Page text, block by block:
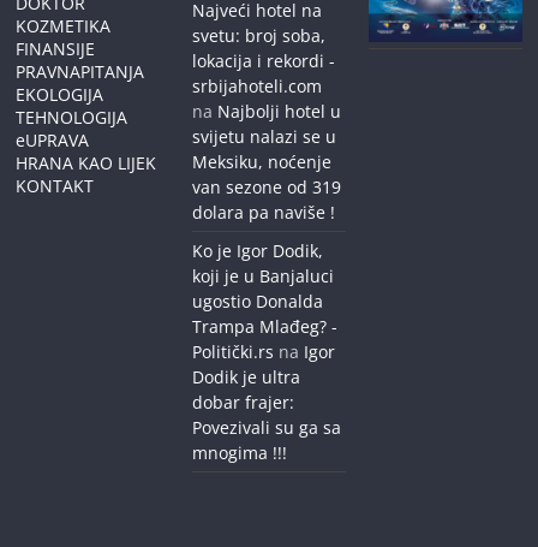
KOZMETIKA
FINANSIJE
PRAVNAPITANJA
EKOLOGIJA
TEHNOLOGIJA
eUPRAVA
HRANA KAO LIJEK
KONTAKT
Najveći hotel na
svetu: broj soba,
lokacija i rekordi -
srbijahoteli.com
na Najbolji hotel u
svijetu nalazi se u
Meksiku, noćenje
van sezone od 319
dolara pa naviše !
Ko je Igor Dodik,
koji je u Banjaluci
ugostio Donalda
Trampa Mlađeg? -
Politički.rs na Igor
Dodik je ultra
dobar frajer:
Povezivali su ga sa
mnogima !!!